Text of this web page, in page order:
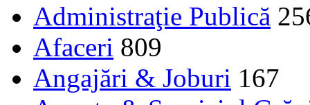
Administraţie Publică
Afaceri 809
Angajări & Joburi 167